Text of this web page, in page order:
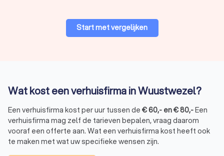
Start met vergelijken
Wat kost een verhuisfirma in Wuustwezel?
Een verhuisfirma kost per uur tussen de €60,- en€80,-Een
verhuisfirma mag zelf de tarieven bepalen, vraag daarom
vooraf een offerte aan. Wat een verhuisfirma kost heeft ook
te maken met wat uw specifieke wensen zijn.